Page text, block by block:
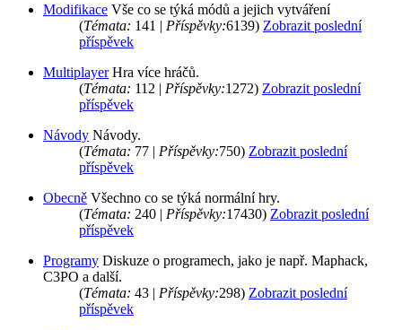
Modifikace Vše co se týká módů a jejich vytváření
(Témata: 141 | Příspěvky:6139) Zobrazit poslední
příspěvek
Multiplayer Hra více hráčů.
(Témata: 112 | Příspěvky:1272) Zobrazit poslední
příspěvek
Návody Návody.
(Témata: 77 | Příspěvky:750) Zobrazit poslední
příspěvek
Obecně Všechno co se týká normální hry.
(Témata: 240 | Příspěvky:17430) Zobrazit poslední
příspěvek
Programy Diskuze o programech, jako je např. Maphack,
C3PO a další.
(Témata: 43 | Příspěvky:298) Zobrazit poslední
příspěvek